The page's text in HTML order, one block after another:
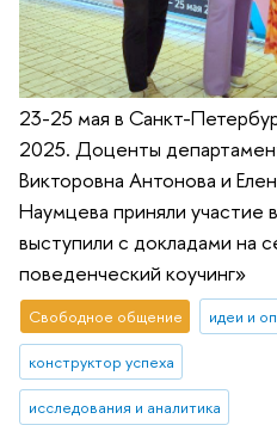
23-25 мая в Санкт-
2025. Доценты
Викторовна Антонова и
Наумцева приняли участие
выступили с докладами на
поведенческий коучинг»
Свободное общение идеи и
конструктор успеха
исследования и аналитика